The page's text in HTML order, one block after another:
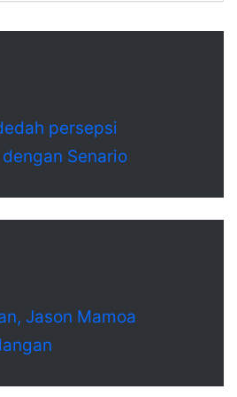
persepsi
Senario
Jason Mamoa